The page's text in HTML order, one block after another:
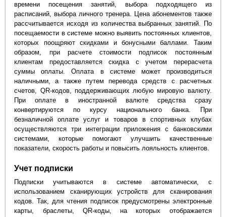
времени посещения занятий, выбора подходящего из
расписаний, выбора личного тренера. Цена абонементов также
рассчитывается исходя из количества выбранных занятий. По
посещаемости в системе можно выявить постоянных клиентов,
которых поощряют скидками и бонусными баллами. Таким
образом, при расчете стоимости подписок постоянным
клиентам предоставляется скидка с учетом перерасчета
суммы оплаты. Оплата в системе может производиться
наличными, а также путем перевода средств с расчетных
счетов, QR-кодов, поддерживающих любую мировую валюту.
При оплате в иностранной валюте средства сразу
конвертируются по курсу национального банка. При
безналичной оплате услуг и товаров в спортивных клубах
осуществляются три интеграции приложения с банковскими
системами, которые помогают улучшить качественные
показатели, скорость работы и повысить лояльность клиентов.
Учет подписки
Подписки учитываются в системе автоматически, с
использованием сканирующих устройств для сканирования
кодов. Так, для чтения подписок предусмотрены электронные
карты, браслеты, QR-коды, на которых отображается